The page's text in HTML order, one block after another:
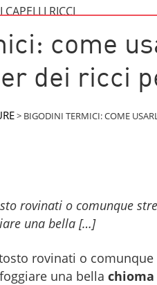
RICCI
come
dei ricci
> BIGODINI TERMICI: COME
rovinati o comunque
una bella […]
rovinati o comunque
una bella chioma